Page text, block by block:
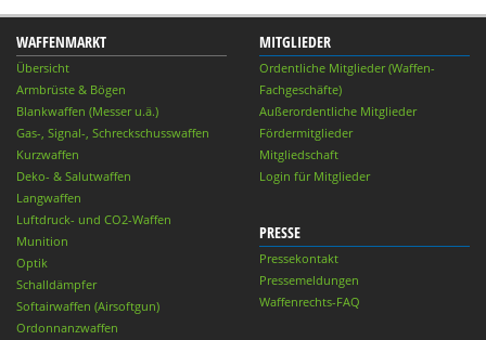
WAFFENMARKT
Übersicht
Armbrüste & Bögen
Blankwaffen (Messer u.ä.)
Gas-, Signal-, Schreckschusswaffen
Kurzwaffen
Deko- & Salutwaffen
Langwaffen
Luftdruck- und CO2-Waffen
Munition
Optik
Schalldämpfer
Softairwaffen (Airsoftgun)
Ordonnanzwaffen
MITGLIEDER
Ordentliche Mitglieder (Waffen-
Fachgeschäfte)
Außerordentliche Mitglieder
Fördermitglieder
Mitgliedschaft
Login für Mitglieder
PRESSE
Pressekontakt
Pressemeldungen
Waffenrechts-FAQ